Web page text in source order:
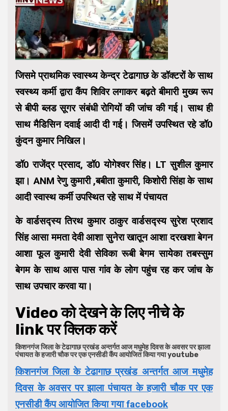
जिसमे प्राथमिक स्वास्थ्य केन्द्र टेढागाछ के डॉक्टरों के साथ
स्वस्थ्य कर्मी द्वारा कैंप शिविर लगाकर बढ़ते बीमारी मुख्य रूप
से बीपी ब्लड सूगर संबंधी रोगियों की जांच की गई। साथ ही
साथ मैडिसिन दवाई आदी दी गई। जिसमें उपस्थित रहे डॉ0
कुंदन कुमार निखिल।
डॉ0 राजेंद्र प्रसाद, डॉ0 योगेश्वर सिंह। LT सुशील कुमार
झा। ANM रेणु कुमारी ,बबीता कुमारी, किशोरी सिंहा के साथ
आदी स्वास्थ कर्मी उपस्थित रहे साथ में पंचायत
के वार्डसद्स्य तिरथ कुमार ठाकुर वार्डसद्स्य सुरेश प्रशाद
सिंह आसा ममता देवी आशा सुनेरा खातून आशा दरखशा बेगन
आशा फूल कुमारी देवी सेविका रूबी बेगम सायेका तबस्सुम
बेगम के साथ आस पास गांव के लोग पहुंच रह कर जांच के
साथ उपचार करवा या।
Video को देखने के लिए नीचे के
link पर क्लिक करें
किशनगंज जिला के टेढागाछ प्रखंड अन्तर्गत आज मधुमेह दिवस के अवसर पर झाला
पंचायत के हजारी चौक पर एक एनसीडी कैंप आयोजित किया गया youtube
किशनगंज जिला के टेढागाछ प्रखंड अन्तर्गत आज मधुमेह
दिवस के अवसर पर झाला पंचायत के हजारी चौक पर एक
एनसीडी कैंप आयोजित किया गया facebook